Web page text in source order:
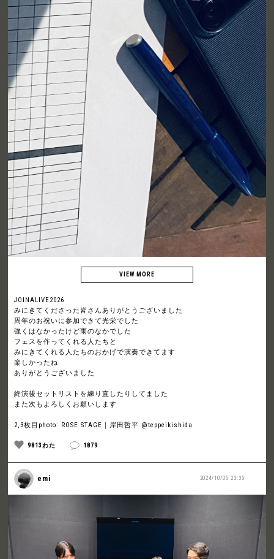
JOINALIVE2026
みにきてくださった皆さんありがとうございました
周年のお祝いに参加できて光栄でした
強くはなかったけど雨のなかでした
フェスを作ってくれる人たちと
みにきてくれる人たちのおかげで演奏できてます
楽しかったね
ありがとうございました
終演後セットリストを練り直したりしてました
また次もよろしくお願いします
2,3枚目photo: ROSE STAGE｜岸田哲平 @teppeikishida
9813わた 1879
2024/10/05 23:35
emi